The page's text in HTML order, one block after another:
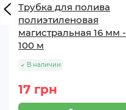
Трубка для полива
полиэтиленовая
магистральная 16 мм -
100 м
В наличии
17 грн